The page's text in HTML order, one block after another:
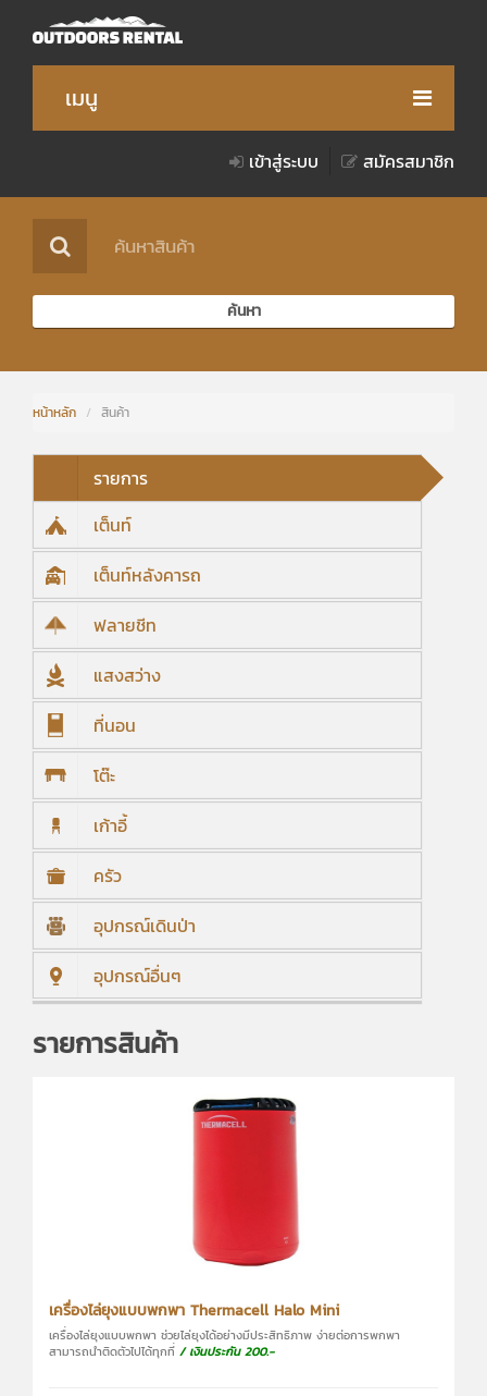
เมนู
ของรางวัล
Notice for Foreigner
เข้าสู่ระบบ สมัครสมาชิก
ค้นหา
หน้าหลัก / สินค้า
รายการ
เต็นท์
เต็นท์หลังคารถ
ฟลายชีท
แสงสว่าง
ที่นอน
โต๊ะ
เก้าอี้
ครัว
อุปกรณ์เดินป่า
อุปกรณ์อื่นๆ
รายการสินค้า
เครื่องไล่ยุงแบบพกพา Thermacell Halo Mini
เครื่องไล่ยุงแบบพกพา ช่วยไล่ยุงได้อย่างมีประสิทธิภาพ ง่ายต่อการพกพา
สามารถนำติดตัวไปได้ทุกที่ / เงินประกัน 200.-